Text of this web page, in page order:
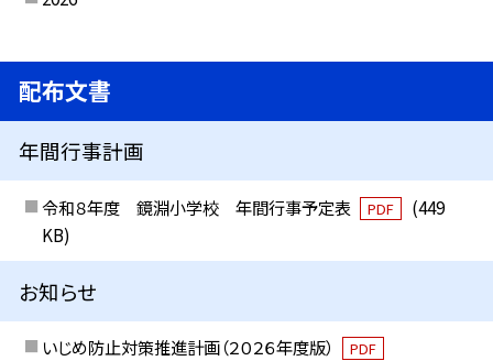
配布文書
年間行事計画
令和８年度 鏡淵小学校 年間行事予定表 PDF
(449
KB)
お知らせ
いじめ防止対策推進計画（２０２６年度版） PDF